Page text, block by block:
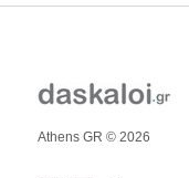
Athens GR © 2026